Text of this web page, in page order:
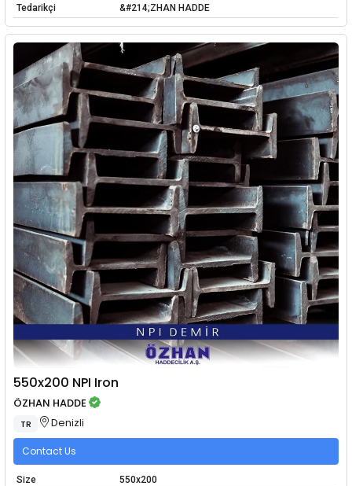
Tedarikçi
&#214;ZHAN HADDE
550x200 NPI Iron
ÖZHAN HADDE
TR Denizli
Contact Us
Size
550x200